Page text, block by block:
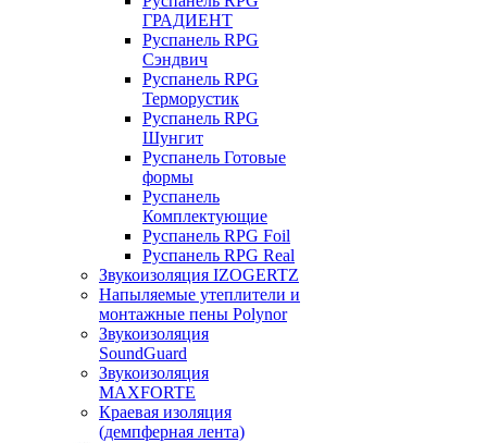
ГРАДИЕНТ
Руспанель RPG
Сэндвич
Руспанель RPG
Терморустик
Руспанель RPG
Шунгит
Руспанель Готовые
формы
Руспанель
Комплектующие
Руспанель RPG Foil
Руспанель RPG Real
Звукоизоляция IZOGERTZ
Напыляемые утеплители и
монтажные пены Polynor
Звукоизоляция
SoundGuard
Звукоизоляция
MAXFORTE
Краевая изоляция
(демпферная лента)